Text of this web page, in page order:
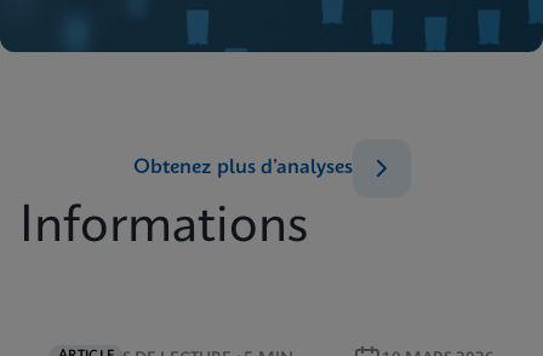
Informations
Obtenez plus d’analyses